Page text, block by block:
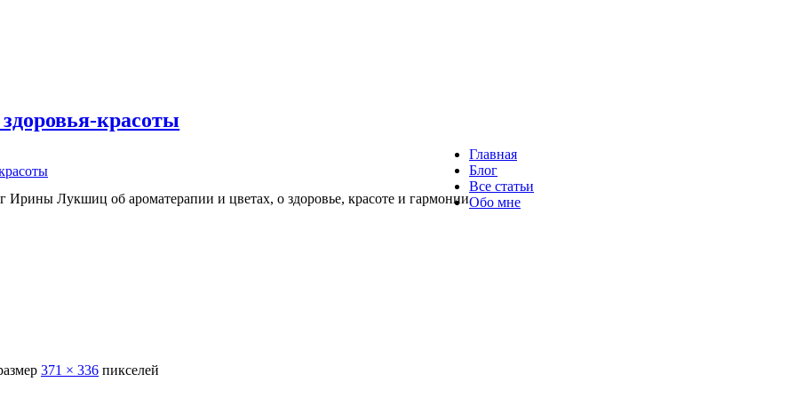
красоты
Ирины Лукшиц об ароматерапии и цветах, о здоровье, красоте и гармонии
Главная
Блог
Все статьи
Обо мне
371 × 336 пикселей